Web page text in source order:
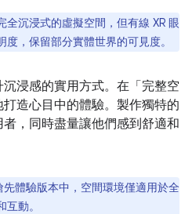
全沉浸式的虛擬空間，但有線 XR 眼
，保留部分實體世界的可見度。
浸感的實用方式。在「完整空
造心目中的體驗。製作獨特的
，同時盡量讓他們感到舒適和
體驗版本中，空間環境僅適用於全
動。